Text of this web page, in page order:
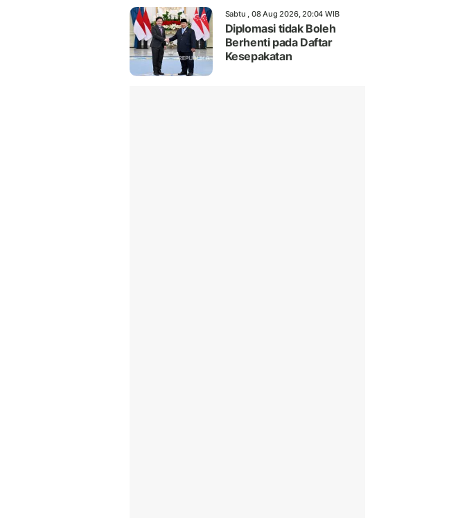
Sabtu , 08 Aug 2026, 20:04 WIB
Diplomasi tidak Boleh
Berhenti pada Daftar
Kesepakatan